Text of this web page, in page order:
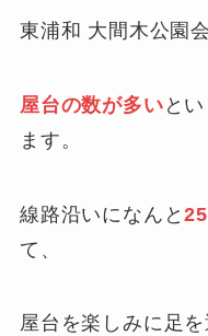
東浦和 大間木公園
屋台の数が多い と
ます。
線路沿いになんと
て、
屋台を楽しみに足